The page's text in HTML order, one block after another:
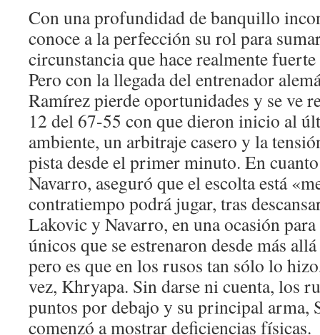
Con una profundidad de banquillo
conoce a la perfección su rol para
circunstancia que hace realmente
Pero con la llegada del entrenador
Ramírez pierde oportunidades y se ve
12 del 67-55 con que dieron inicio al
ambiente, un arbitraje casero y la
pista desde el primer minuto. En
Navarro, aseguró que el escolta está
contratiempo podrá jugar, tras
Lakovic y Navarro, en una ocasión
únicos que se estrenaron desde más
pero es que en los rusos tan sólo lo
vez, Khryapa. Sin darse ni cuenta, los
puntos por debajo y su principal arma,
comenzó a mostrar deficiencias físicas.